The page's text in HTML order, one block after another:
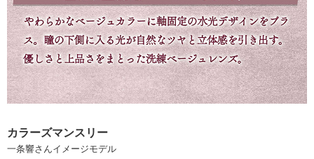
カラーズマンスリー
一条響さんイメージモデル